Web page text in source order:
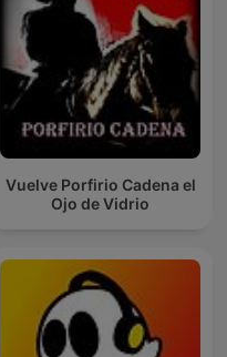
Vuelve Porfirio Cadena el
Ojo de Vidrio